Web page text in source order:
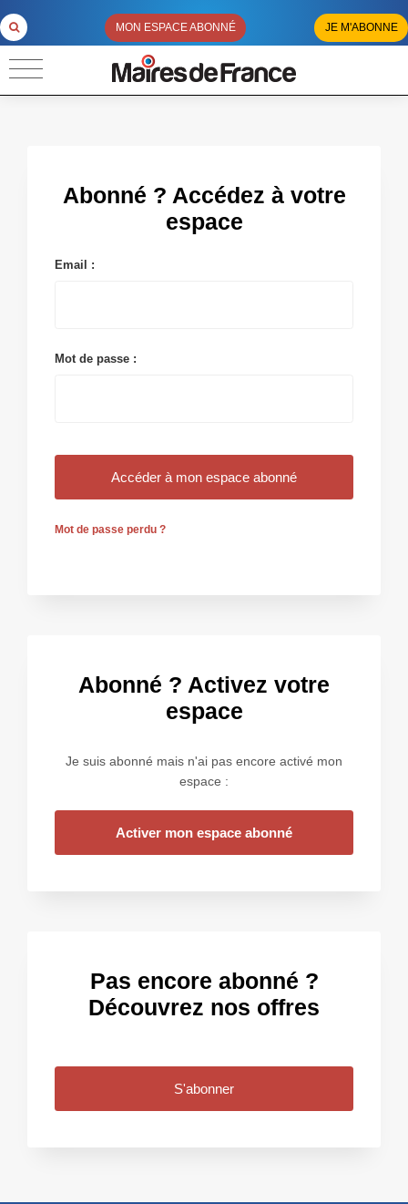
MON ESPACE ABONNÉ JE M'ABONNE
Abonné ? Accédez à votre
espace
Email :
Mot de passe :
Mot de passe perdu ?
Abonné ? Activez votre
espace
Je suis abonné mais n'ai pas encore activé mon
espace :
Activer mon espace abonné
Pas encore abonné ?
Découvrez nos offres
S'abonner